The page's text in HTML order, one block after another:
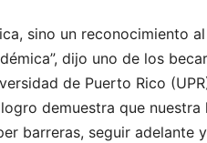
sino un reconocimiento
dijo uno de los
de Puerto Rico
demuestra que
barreras, seguir adelante